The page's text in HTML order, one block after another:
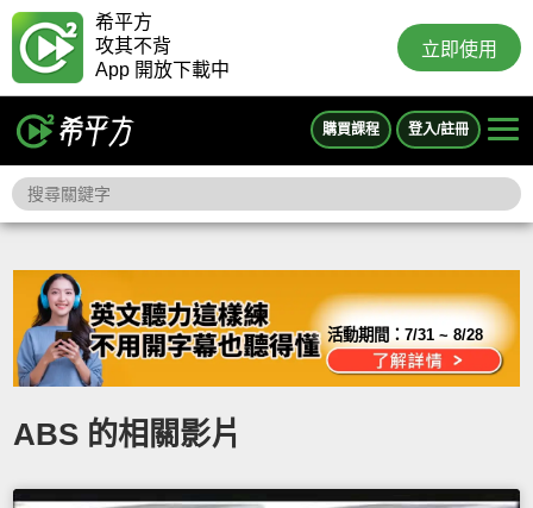
希平方
攻其不背
App 開放下載中
立即使用
購買課程 登入/註冊
活動期間：7/31 ~ 8/28
ABS 的相關影片